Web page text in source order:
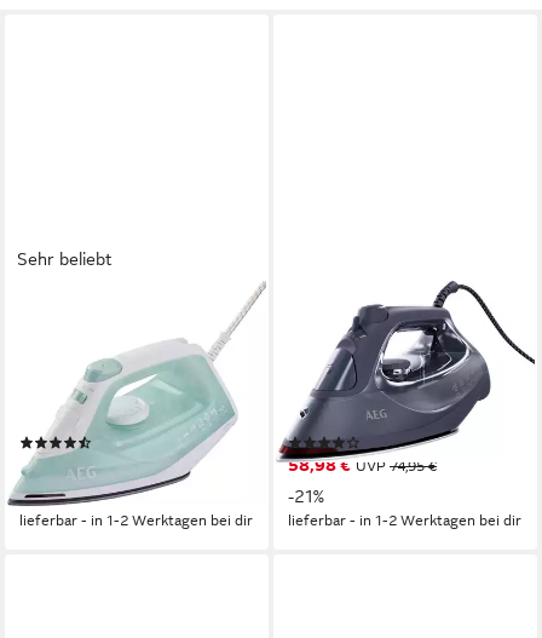
Sehr beliebt
Dampfbügeleisen EasyLine
DB 1740LG, 2400 W,
Filtration mit Anti-Kalk-
Patrone, Restwärmeanzeige,
110 g Dampfstoss
(977)
19,99 € UVP 74,95 €
-73%
lieferbar - in 1-2 Werktagen bei dir
Dampfbügeleisen SI6-1-4MN,
2500 W, Anti-KalkSystem,
Restwärmeanzeige, 200 g
Dampfstoss
(8)
58,98 € UVP 74,95 €
-21%
lieferbar - in 1-2 Werktagen bei dir